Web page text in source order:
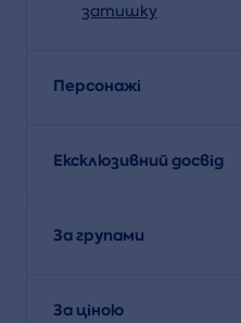
затишку
Персонажі
Ексклюзивний досвід
За групами
За ціною